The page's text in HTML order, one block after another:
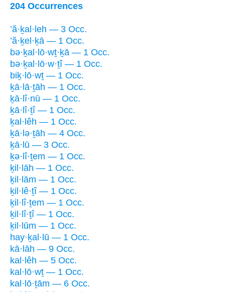
204 Occurrences
’ă·ḵal·leh — 3 Occ.
’ă·ḵel·ḵā — 1 Occ.
bə·ḵal·lō·wṯ·ḵā — 1 Occ.
bə·ḵal·lō·w·ṯî — 1 Occ.
biḵ·lō·wṯ — 1 Occ.
ḵā·lā·ṯāh — 1 Occ.
ḵā·lî·nū — 1 Occ.
ḵā·lî·ṯî — 1 Occ.
ḵal·lêh — 1 Occ.
ḵā·lə·ṯāh — 4 Occ.
ḵā·lū — 3 Occ.
ḵə·lî·ṯem — 1 Occ.
ḵil·lāh — 1 Occ.
ḵil·lām — 1 Occ.
ḵil·lê·ṯî — 1 Occ.
ḵil·lî·ṯem — 1 Occ.
ḵil·lî·ṯî — 1 Occ.
ḵil·lūm — 1 Occ.
hay·ḵal·lū — 1 Occ.
kā·lāh — 9 Occ.
kal·lêh — 5 Occ.
kal·lō·wṯ — 1 Occ.
kal·lō·ṯām — 6 Occ.